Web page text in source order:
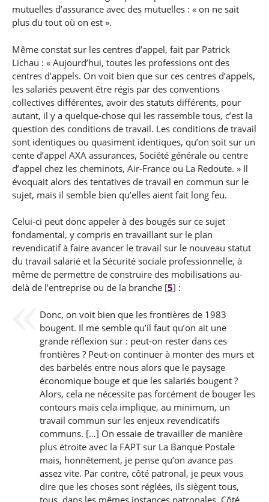
mutuelles d’assurance avec des mutuelles : « on ne sait
plus du tout où on est ».
Même constat sur les centres d’appel, fait par Patrick
Lichau : « Aujourd’hui, toutes les professions ont des
centres d’appels. On voit bien que sur ces centres d’appels,
les salariés peuvent être régis par des conventions
collectives différentes, avoir des statuts différents, pour
autant, il y a quelque-chose qui les rassemble tous, c’est la
question des conditions de travail. Les conditions de travail
sont identiques ou quasiment identiques, qu’on soit sur un
cente d’appel AXA assurances, Société générale ou centre
d’appel chez les cheminots, Air-France ou La Redoute. » Il
évoquait alors des tentatives de travail en commun sur le
sujet, mais il semble bien qu’elles aient fait long feu.
Celui-ci peut donc appeler à des bougés sur ce sujet
fondamental, y compris en travaillant sur le plan
revendicatif à faire avancer le travail sur le nouveau statut
du travail salarié et la Sécurité sociale professionnelle, à
même de permettre de construire des mobilisations au-
delà de l’entreprise ou de la branche [5] :
Donc, on voit bien que les frontières de 1983
bougent. Il me semble qu’il faut qu’on ait une
grande réflexion sur : peut-on rester dans ces
frontières ? Peut-on continuer à monter des murs et
des barbelés entre nous alors que le paysage
économique bouge et que les salariés bougent ?
Alors, cela ne nécessite pas forcément de bouger les
contours mais cela implique, au minimum, un
travail commun sur les enjeux revendicatifs
communs. […] On essaie de travailler de manière
plus étroite avec la FAPT sur La Banque Postale
mais, honnêtement, je pense qu’on avance pas
assez vite. Par contre, côté patronal, je peux vous
dire que les choses sont réglées, ils siègent tous,